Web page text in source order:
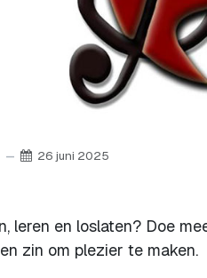
26 juni 2025
leren en loslaten? Doe
zin om plezier te maken.